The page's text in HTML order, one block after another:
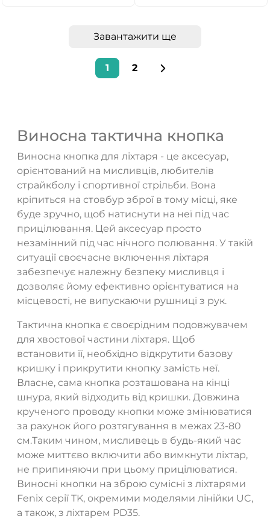
Завантажити ще
1 2
Виносна тактична кнопка
Виносна кнопка для ліхтаря - це аксесуар,
орієнтований на мисливців, любителів
страйкболу і спортивної стрільби. Вона
кріпиться на стовбур зброї в тому місці, яке
буде зручно, щоб натиснути на неї під час
прицілювання. Цей аксесуар просто
незамінний під час нічного полювання. У такій
ситуації своєчасне включення ліхтаря
забезпечує належну безпеку мисливця і
дозволяє йому ефективно орієнтуватися на
місцевості, не випускаючи рушниці з рук.
Тактична кнопка є своєрідним подовжувачем
для хвостової частини ліхтаря. Щоб
встановити її, необхідно відкрутити базову
кришку і прикрутити кнопку замість неї.
Власне, сама кнопка розташована на кінці
шнура, який відходить від кришки. Довжина
крученого проводу кнопки може змінюватися
за рахунок його розтягування в межах 23-80
см.Таким чином, мисливець в будь-який час
може миттєво включити або вимкнути ліхтар,
не припиняючи при цьому прицілюватися.
Виносні кнопки на зброю сумісні з ліхтарями
Fenix серії TK, окремими моделями лінійки UC,
а також, з ліхтарем PD35.